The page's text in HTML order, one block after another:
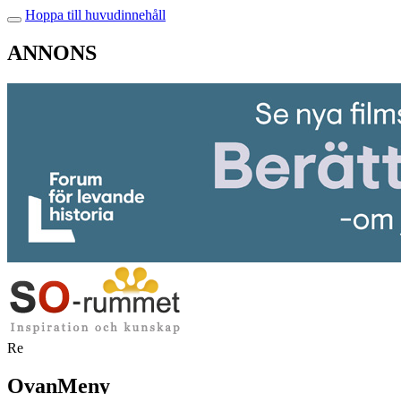
Hoppa till huvudinnehåll
ANNONS
Re
OvanMeny